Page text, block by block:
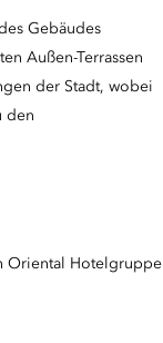
Gebäudes
Außen-Terrassen
der Stadt, wobei
den
Oriental Hotelgruppe